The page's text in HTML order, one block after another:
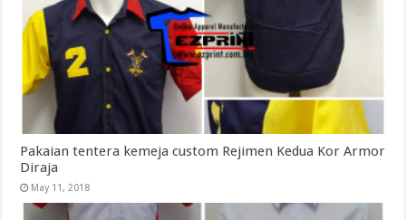
Pakaian tentera kemeja custom Rejimen Kedua Kor Armor
Diraja
May 11, 2018